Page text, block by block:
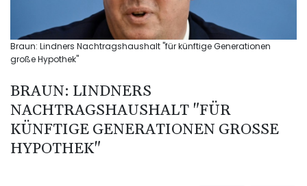
Braun: Lindners Nachtragshaushalt "für künftige Generationen
große Hypothek"
BRAUN: LINDNERS
NACHTRAGSHAUSHALT "FÜR
KÜNFTIGE GENERATIONEN GROSSE H
YPOTHEK"